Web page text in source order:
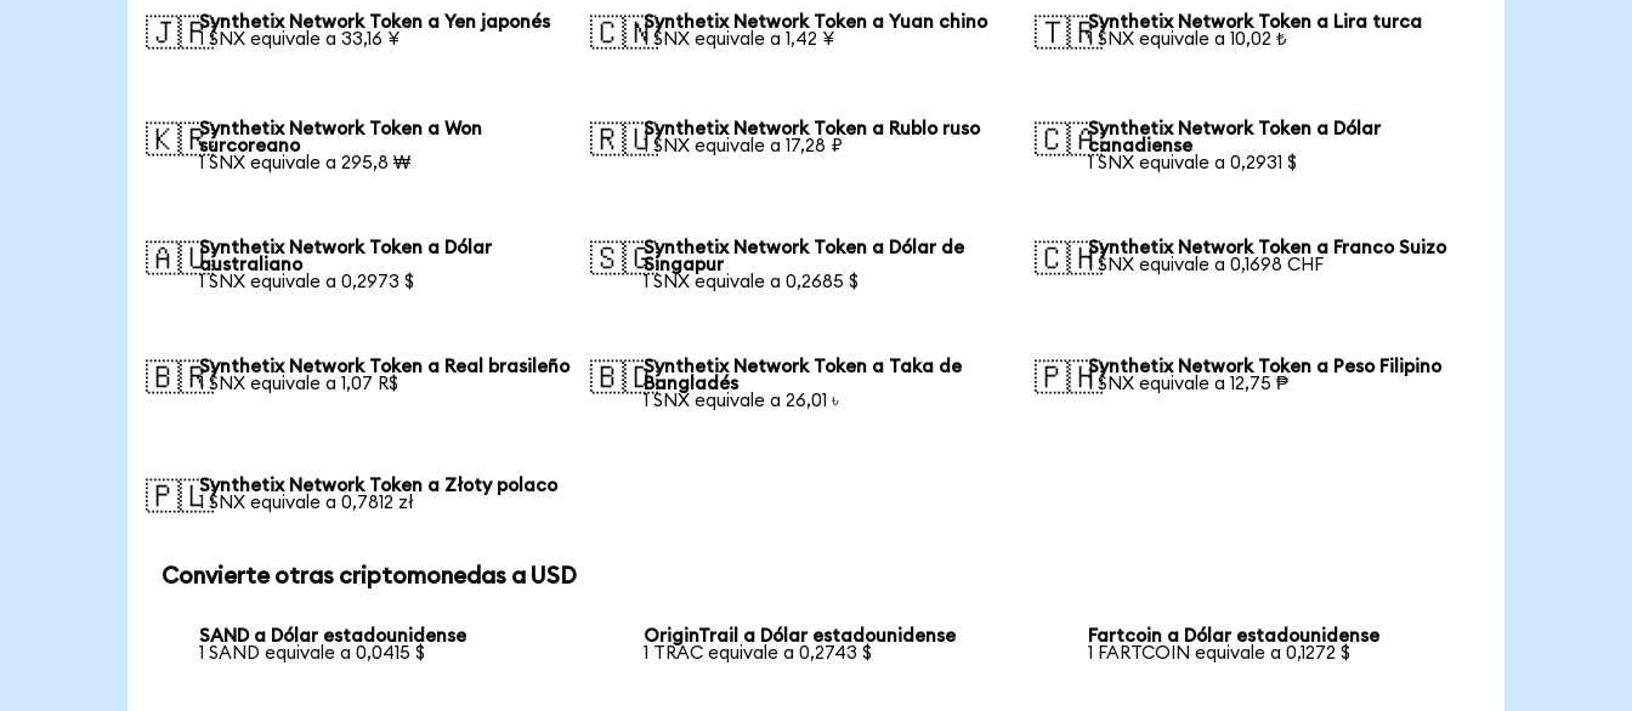
🇯🇵Synthetix Network Token a Yen japonés
1 SNX equivale a 33,16 ¥
🇨🇳Synthetix Network Token a Yuan chino
1 SNX equivale a 1,42 ¥
🇹🇷Synthetix Network Token a Lira turca
1 SNX equivale a 10,02 ₺
🇰🇷Synthetix Network Token a Won
surcoreano
1 SNX equivale a 295,8 ₩
🇷🇺Synthetix Network Token a Rublo ruso
1 SNX equivale a 17,28 ₽
🇨🇦Synthetix Network Token a Dólar
canadiense
1 SNX equivale a 0,2931 $
🇦🇺Synthetix Network Token a Dólar
australiano
1 SNX equivale a 0,2973 $
🇸🇬Synthetix Network Token a Dólar de
Singapur
1 SNX equivale a 0,2685 $
🇨🇭Synthetix Network Token a Franco Suizo
1 SNX equivale a 0,1698 CHF
🇧🇷Synthetix Network Token a Real brasileño
1 SNX equivale a 1,07 R$
🇧🇩Synthetix Network Token a Taka de
Bangladés
1 SNX equivale a 26,01 ৳
🇵🇭Synthetix Network Token a Peso Filipino
1 SNX equivale a 12,75 ₱
🇵🇱Synthetix Network Token a Złoty polaco
1 SNX equivale a 0,7812 zł
Convierte otras criptomonedas a USD
SAND a Dólar estadounidense
1 SAND equivale a 0,0415 $
OriginTrail a Dólar estadounidense
1 TRAC equivale a 0,2743 $
Fartcoin a Dólar estadounidense
1 FARTCOIN equivale a 0,1272 $